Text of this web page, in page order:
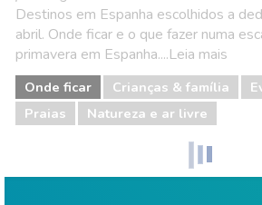
Destinos em Espanha escolhidos a
abril. Onde ficar e o que fazer numa
primavera em Espanha....Leia mais
Onde ficar Crianças & família
Praias
Natureza e ar livre